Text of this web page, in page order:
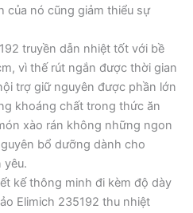
của nó cũng giảm thiểu sự
truyền dẫn nhiệt tốt với bề
vì thế rút ngắn được thời gian
trợ giữ nguyên được phần lớn
khoáng chất trong thức ăn
xào rán không những ngon
bổ dưỡng dành cho
yêu.
kế thông minh đi kèm độ dày
Elimich 235192 thu nhiệt